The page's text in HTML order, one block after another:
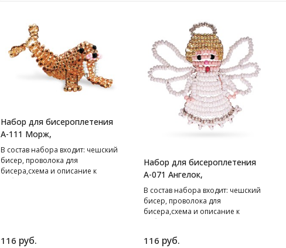
Набор для бисероплетения
А-111 Морж,
В cостав набора входит: чешский
бисер, проволока для
бисера,схема и описание к
работе.
116 руб.
Набор для бисероплетения
А-071 Ангелок,
В cостав набора входит: чешский
бисер, проволока для
бисера,схема и описание к
работе.
116 руб.